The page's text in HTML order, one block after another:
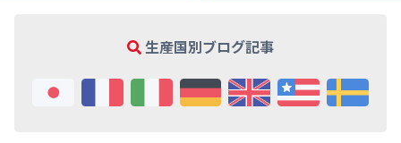
生産国別ブログ記事